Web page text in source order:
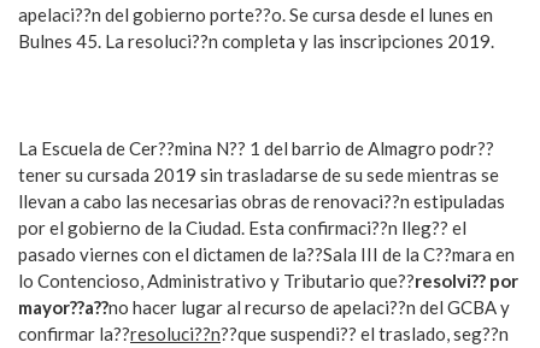
apelaci??n del gobierno porte??o. Se cursa desde el lunes en
Bulnes 45. La resoluci??n completa y las inscripciones 2019.
La Escuela de Cer??mina N?? 1 del barrio de Almagro podr??
tener su cursada 2019 sin trasladarse de su sede mientras se
llevan a cabo las necesarias obras de renovaci??n estipuladas
por el gobierno de la Ciudad. Esta confirmaci??n lleg?? el
pasado viernes con el dictamen de la??Sala III de la C??mara en
lo Contencioso, Administrativo y Tributario que??resolvi?? por
mayor??a??no hacer lugar al recurso de apelaci??n del GCBA y
confirmar la??resoluci??n??que suspendi?? el traslado, seg??n